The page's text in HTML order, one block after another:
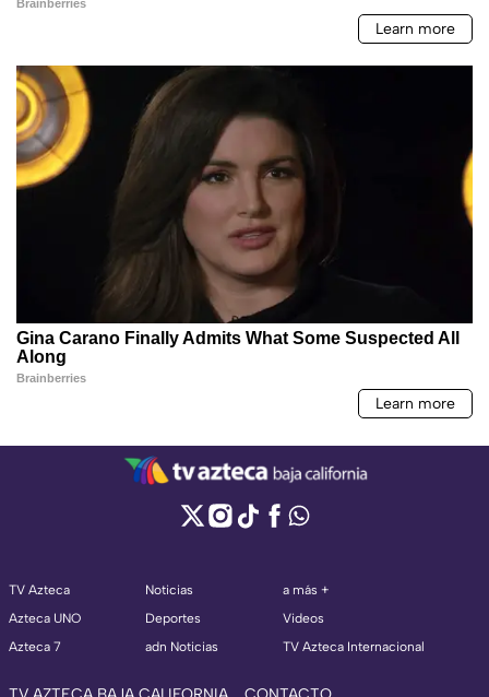
TV Azteca
Azteca UNO
Azteca 7
Noticias
Deportes
adn Noticias
a más +
Videos
TV Azteca Internacional